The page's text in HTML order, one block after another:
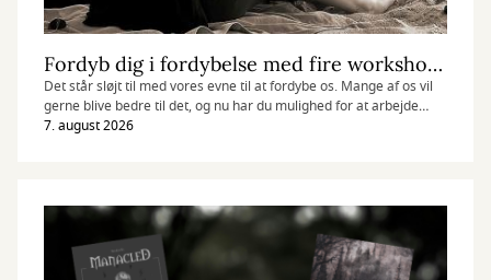
Fordyb dig i fordybelse med fire workshops i september
Det står sløjt til med vores evne til at fordybe os. Mange af os vil
gerne blive bedre til det, og nu har du mulighed for at arbejde
med det til fire forskellige workshops på biblioteket i september.
7. august 2026